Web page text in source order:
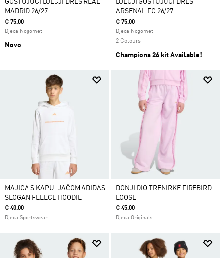
GOSTUJUĆI DJEČJI DRES REAL
MADRID 26/27
€ 75.00
Djeca Nogomet
Novo
DJEČJI GOSTUJUĆI DRES
ARSENAL FC 26/27
€ 75.00
Djeca Nogomet
2 Colours
Champions 26 kit Available!
MAJICA S KAPULJAČOM ADIDAS
SLOGAN FLEECE HOODIE
€ 40.00
Djeca Sportswear
DONJI DIO TRENIRKE FIREBIRD
LOOSE
€ 45.00
Djeca Originals